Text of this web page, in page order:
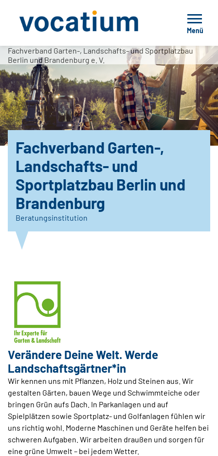
Menü
Fachverband Garten-, Landschafts- und Sportplatzbau
Berlin und Brandenburg e. V.
Fachverband Garten-,
Landschafts- und
Sportplatzbau Berlin und
Brandenburg
Beratungsinstitution
Verändere Deine Welt. Werde
Landschaftsgärtner*in
Wir kennen uns mit Pflanzen, Holz und Steinen aus. Wir
gestalten Gärten, bauen Wege und Schwimmteiche oder
bringen Grün aufs Dach. In Parkanlagen und auf
Spielplätzen sowie Sportplatz- und Golfanlagen fühlen wir
uns richtig wohl. Moderne Maschinen und Geräte helfen bei
schweren Aufgaben. Wir arbeiten draußen und sorgen für
eine grüne Umwelt – bei jedem Wetter.